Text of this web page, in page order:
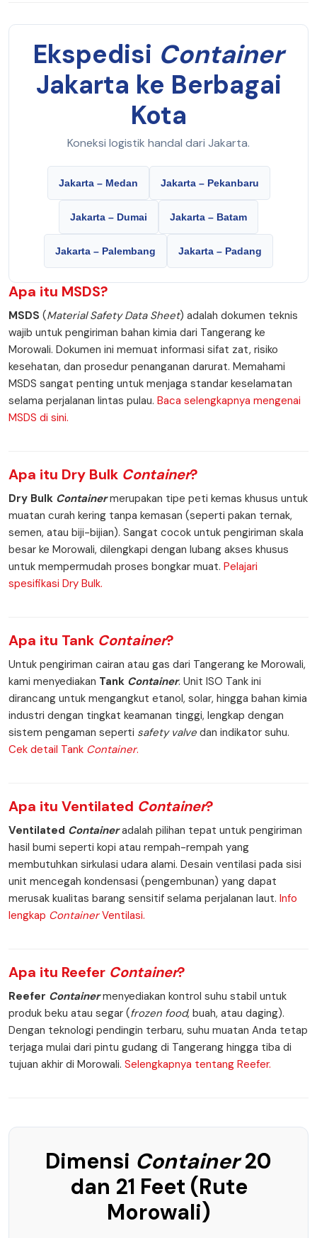
Ekspedisi Container
Jakarta ke Berbagai
Kota
Koneksi logistik handal dari Jakarta.
Jakarta – Medan Jakarta – Pekanbaru
Jakarta – Dumai Jakarta – Batam
Jakarta – Palembang Jakarta – Padang
Apa itu MSDS?
MSDS (Material Safety Data Sheet) adalah dokumen teknis
wajib untuk pengiriman bahan kimia dari Tangerang ke
Morowali. Dokumen ini memuat informasi sifat zat, risiko
kesehatan, dan prosedur penanganan darurat. Memahami
MSDS sangat penting untuk menjaga standar keselamatan
selama perjalanan lintas pulau. Baca selengkapnya mengenai
MSDS di sini.
Apa itu Dry Bulk Container?
Dry Bulk Containermerupakan tipe peti kemas khusus untuk
muatan curah kering tanpa kemasan (seperti pakan ternak,
semen, atau biji-bijian). Sangat cocok untuk pengiriman skala
besar ke Morowali, dilengkapi dengan lubang akses khusus
untuk mempermudah proses bongkar muat. Pelajari
spesifikasi Dry Bulk.
Apa itu Tank Container?
Untuk pengiriman cairan atau gas dari Tangerang ke Morowali,
kami menyediakan Tank Container. Unit ISO Tank ini
dirancang untuk mengangkut etanol, solar, hingga bahan kimia
industri dengan tingkat keamanan tinggi, lengkap dengan
sistem pengaman seperti safety valve dan indikator suhu.
Cek detail Tank Container.
Apa itu Ventilated Container?
Ventilated Containeradalah pilihan tepat untuk pengiriman
hasil bumi seperti kopi atau rempah-rempah yang
membutuhkan sirkulasi udara alami. Desain ventilasi pada sisi
unit mencegah kondensasi (pengembunan) yang dapat
merusak kualitas barang sensitif selama perjalanan laut. Info
lengkap ContainerVentilasi.
Apa itu Reefer Container?
Reefer Containermenyediakan kontrol suhu stabil untuk
produk beku atau segar (frozen food, buah, atau daging).
Dengan teknologi pendingin terbaru, suhu muatan Anda tetap
terjaga mulai dari pintu gudang di Tangerang hingga tiba di
tujuan akhir di Morowali. Selengkapnya tentang Reefer.
Dimensi Container20
dan 21 Feet (Rute
Morowali)